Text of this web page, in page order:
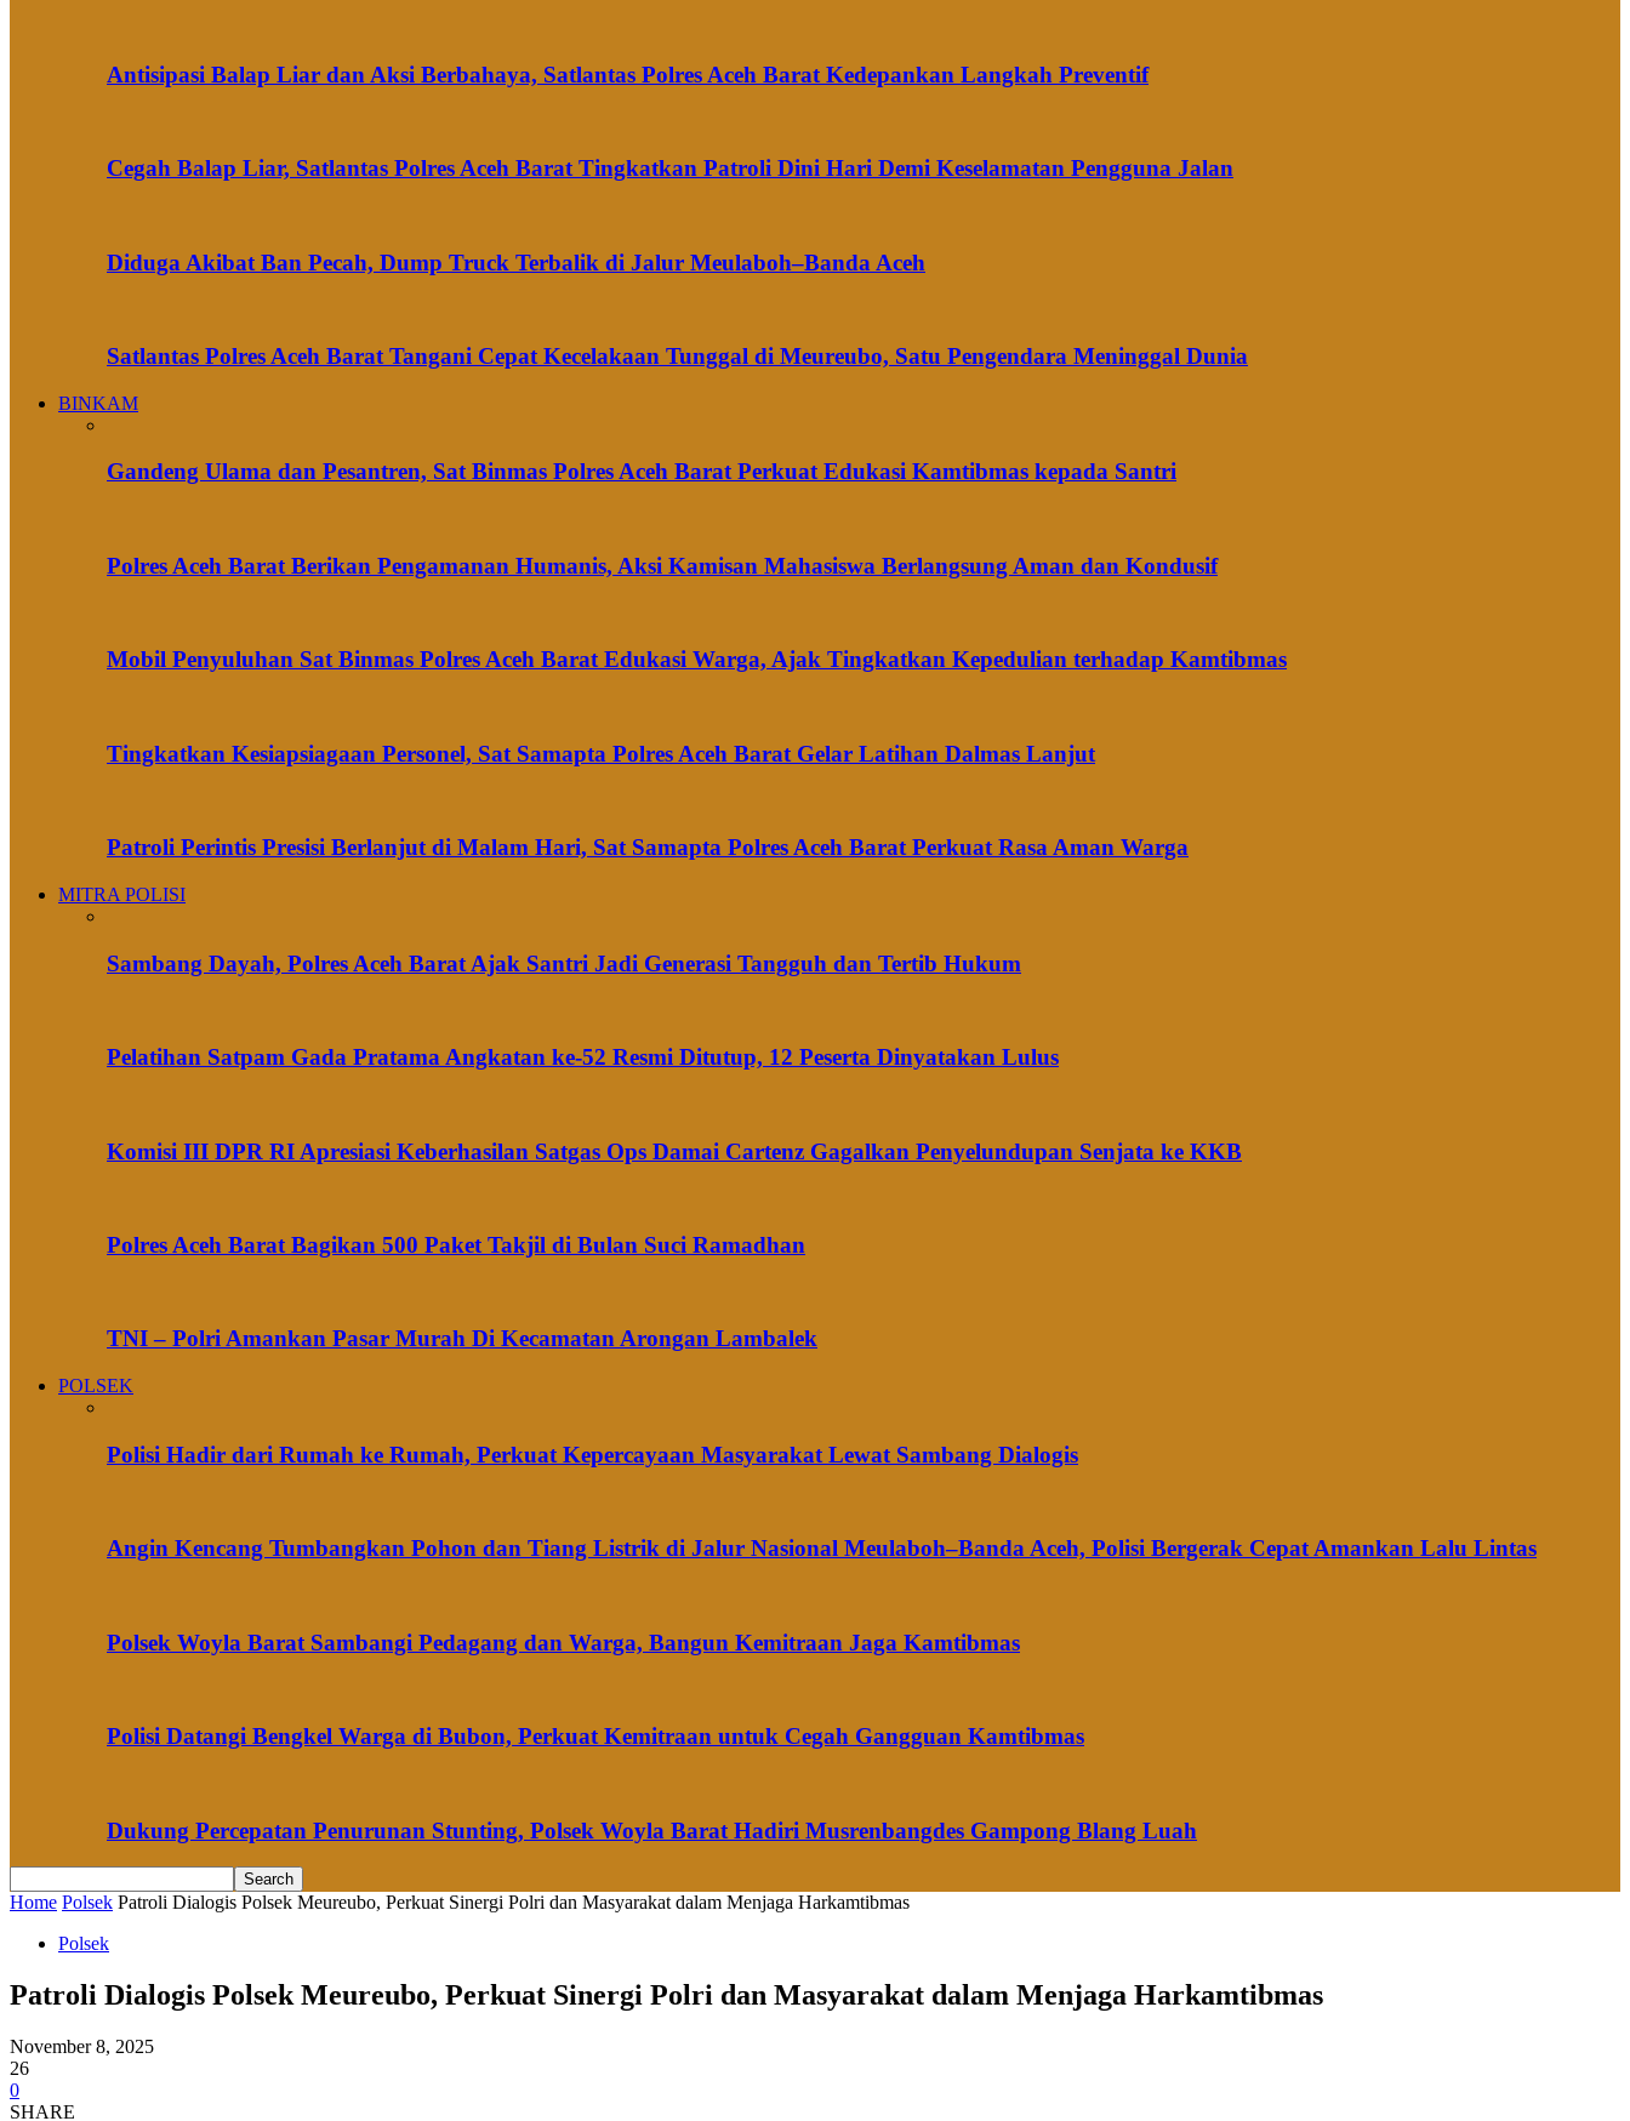
Antisipasi Balap Liar dan Aksi Berbahaya, Satlantas Polres Aceh Barat Kedepankan Langkah Preventif
Cegah Balap Liar, Satlantas Polres Aceh Barat Tingkatkan Patroli Dini Hari Demi Keselamatan Pengguna Jalan
Diduga Akibat Ban Pecah, Dump Truck Terbalik di Jalur Meulaboh–Banda Aceh
Satlantas Polres Aceh Barat Tangani Cepat Kecelakaan Tunggal di Meureubo, Satu Pengendara Meninggal Dunia
BINKAM
Gandeng Ulama dan Pesantren, Sat Binmas Polres Aceh Barat Perkuat Edukasi Kamtibmas kepada Santri
Polres Aceh Barat Berikan Pengamanan Humanis, Aksi Kamisan Mahasiswa Berlangsung Aman dan Kondusif
Mobil Penyuluhan Sat Binmas Polres Aceh Barat Edukasi Warga, Ajak Tingkatkan Kepedulian terhadap Kamtibmas
Tingkatkan Kesiapsiagaan Personel, Sat Samapta Polres Aceh Barat Gelar Latihan Dalmas Lanjut
Patroli Perintis Presisi Berlanjut di Malam Hari, Sat Samapta Polres Aceh Barat Perkuat Rasa Aman Warga
MITRA POLISI
Sambang Dayah, Polres Aceh Barat Ajak Santri Jadi Generasi Tangguh dan Tertib Hukum
Pelatihan Satpam Gada Pratama Angkatan ke-52 Resmi Ditutup, 12 Peserta Dinyatakan Lulus
Komisi III DPR RI Apresiasi Keberhasilan Satgas Ops Damai Cartenz Gagalkan Penyelundupan Senjata ke KKB
Polres Aceh Barat Bagikan 500 Paket Takjil di Bulan Suci Ramadhan
TNI – Polri Amankan Pasar Murah Di Kecamatan Arongan Lambalek
POLSEK
Polisi Hadir dari Rumah ke Rumah, Perkuat Kepercayaan Masyarakat Lewat Sambang Dialogis
Angin Kencang Tumbangkan Pohon dan Tiang Listrik di Jalur Nasional Meulaboh–Banda Aceh, Polisi Bergerak Cepat Amankan Lalu Lintas
Polsek Woyla Barat Sambangi Pedagang dan Warga, Bangun Kemitraan Jaga Kamtibmas
Polisi Datangi Bengkel Warga di Bubon, Perkuat Kemitraan untuk Cegah Gangguan Kamtibmas
Dukung Percepatan Penurunan Stunting, Polsek Woyla Barat Hadiri Musrenbangdes Gampong Blang Luah
Home Polsek Patroli Dialogis Polsek Meureubo, Perkuat Sinergi Polri dan Masyarakat dalam Menjaga Harkamtibmas
Polsek
Patroli Dialogis Polsek Meureubo, Perkuat Sinergi Polri dan Masyarakat dalam Menjaga Harkamtibmas
November 8, 2025
26
0
SHARE